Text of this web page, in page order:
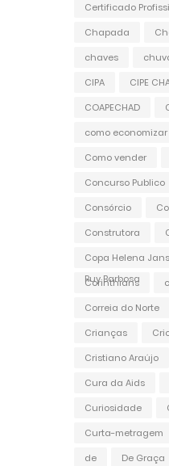
Certificado
Chapada
chaves
CIPA
CIPE
COAPECHAD
como economizar
Como vender
Concurso Publico
Consórcio
Construtora
Copa Helena
Ruy Barbosa
Corinthians
Correia do Norte
Crianças
Cristiano Araújo
Cura da Aids
Curiosidade
Curta-metragem
de
De Graça